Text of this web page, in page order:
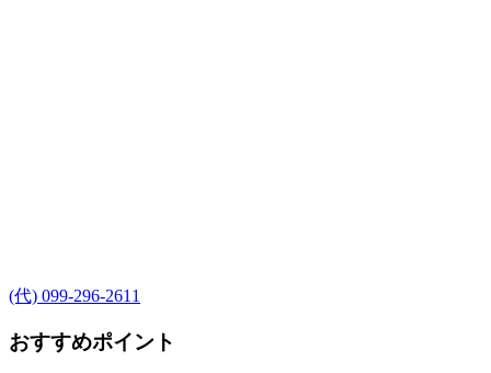
(代) 099-296-2611
おすすめポイント